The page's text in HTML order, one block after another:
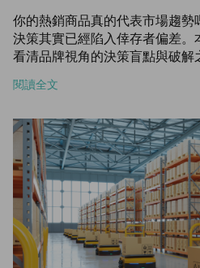
你的熱銷商品真的代表市場趨勢
決策其實已經陷入倖存者偏差。
看清品牌視角的決策盲點與破解
閱讀全文